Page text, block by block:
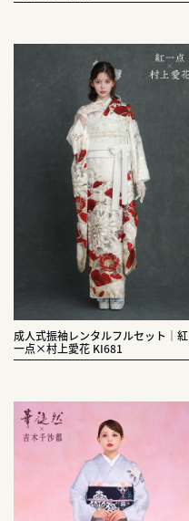
成人式振袖レンタルフルセット｜紅
一点×村上愛花 KI681